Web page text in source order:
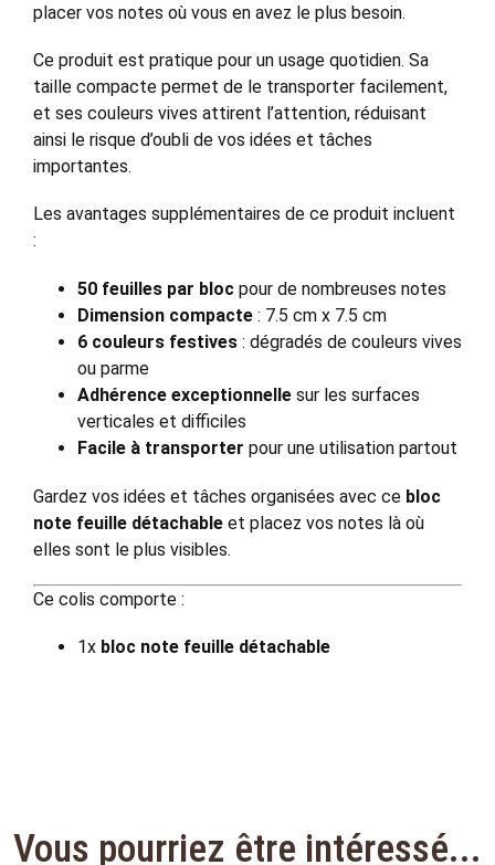
placer vos notes où vous en avez le plus besoin.
Ce produit est pratique pour un usage quotidien. Sa
taille compacte permet de le transporter facilement,
et ses couleurs vives attirent l’attention, réduisant
ainsi le risque d’oubli de vos idées et tâches
importantes.
Les avantages supplémentaires de ce produit incluent
:
50 feuilles par bloc pour de nombreuses notes
Dimension compacte : 7.5 cm x 7.5 cm
6 couleurs festives : dégradés de couleurs vives
ou parme
Adhérence exceptionnelle sur les surfaces
verticales et difficiles
Facile à transporter pour une utilisation partout
Gardez vos idées et tâches organisées avec ce bloc
note feuille détachable et placez vos notes là où
elles sont le plus visibles.
Ce colis comporte :
1x bloc note feuille détachable
Vous pourriez être intéressé...